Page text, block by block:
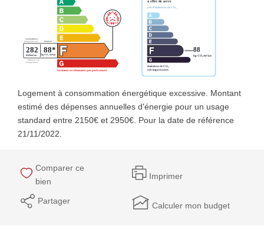
Logement à consommation énergétique excessive. Montant
estimé des dépenses annuelles d'énergie pour un usage
standard entre 2150€ et 2950€. Pour la date de référence
21/11/2022.
Comparer ce
bien
Imprimer
Partager Calculer mon budget